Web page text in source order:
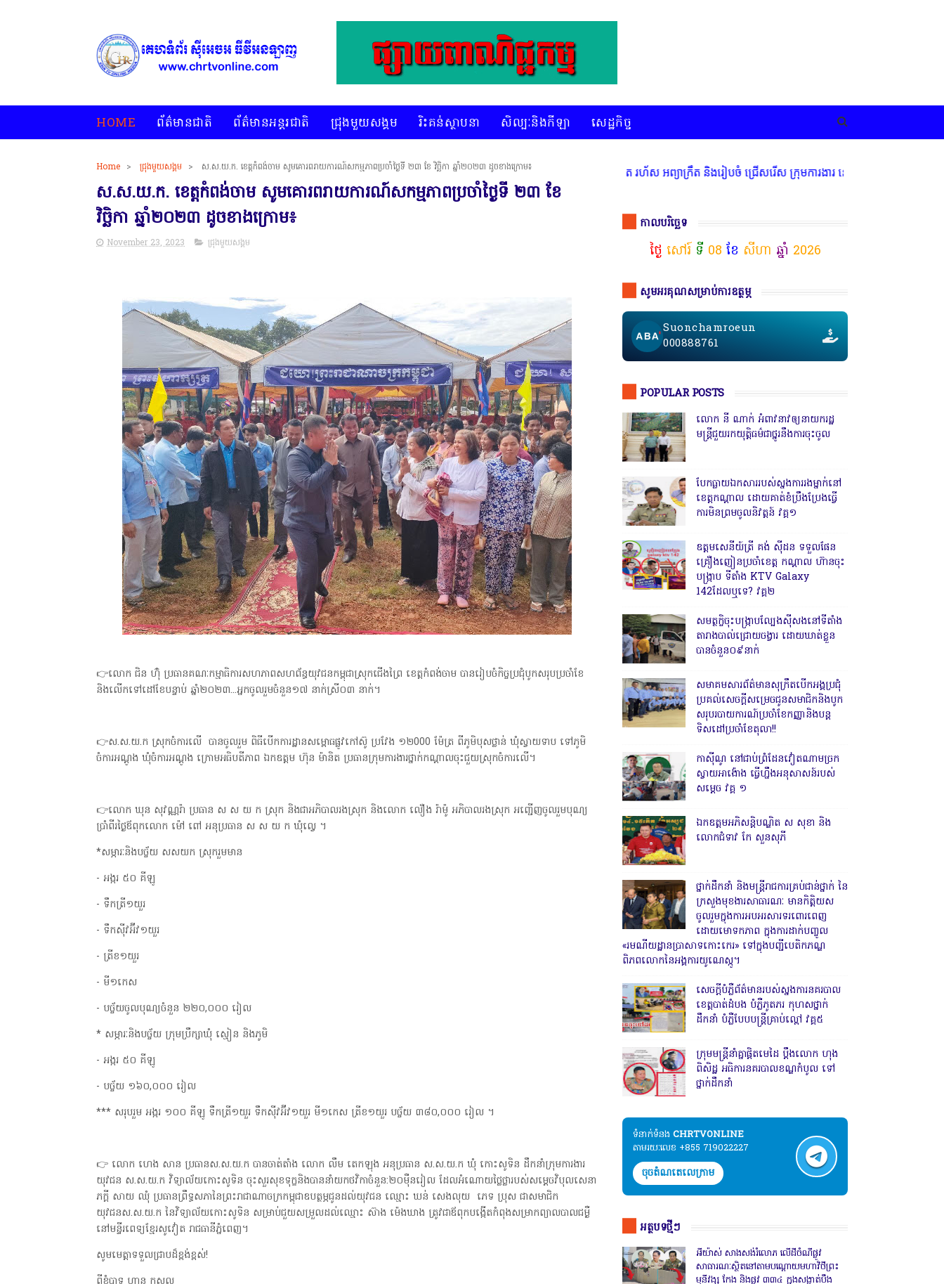
HOME ព័ត៌មានជាតិ ព័ត៌មានអន្តរជាតិ ជ្រុងមួយសង្គម រិះគន់ស្ថាបនា សិល្បៈនិងកីឡា សេដ្ឋកិច្ច
Home > ជ្រុងមួយសង្គម > ស.ស.យ.ក. ខេត្តកំពង់ចាម សូមគោរពរាយការណ៍សកម្មភាពប្រចាំថ្ងៃទី ២៣ ខែ វិច្ឆិកា ឆ្នាំ២០២៣ ដូចខាងក្រោម៖
ស.ស.យ.ក. ខេត្តកំពង់ចាម សូមគោរពរាយការណ៍សកម្មភាពប្រចាំថ្ងៃទី ២៣ ខែ
វិច្ឆិកា ឆ្នាំ២០២៣ ដូចខាងក្រោម៖
November 23, 2023 ជ្រុងមួយសង្គម
👉លោក ជិន ហ៊ុំ ប្រធានគណៈកម្មាធិការសហភាពសហព័ន្ធយុវជនកម្ពុជាស្រុកជើងព្រៃ ខេត្តកំពង់ចាម បានរៀបចំកិច្ចប្រជុំបូកសរុបប្រចាំខែ
និងលើកទៅដៅខែបន្ទាប់ ឆ្នាំ២០២៣...អ្នកចូលរួមចំនួន១៧ នាក់ស្រី០៣ នាក់។
👉ស.ស.យ.ក ស្រុកចំការលើ បានចូលរួម ពិធីបើកការដ្ឋានសម្ពោធផ្លូវកៅស៊ូ ប្រវែង ១២000 ម៉ែត្រ ពីភូមិបុសថ្លាន់ ឃុំស្វាយទាប ទៅភូមិ
ចំការអណ្តូង ឃុំចំការអណ្តូង ក្រោមអធិបតីភាព ឯកឧត្តម ហ៊ុន ម៉ានិត ប្រធានក្រុមការងារថ្នាក់កណ្ដាលចុះជួយស្រុកចំការលើ។
👉លោក ឃុន សុវណ្ណរ៉ា ប្រធាន ស ស យ ក ស្រុក និងជាអភិបាលរងស្រុក និងលោក លឿង រ៉ាម៉ូ អភិបាលរងស្រុក អញ្ជើញចូលរួមបុណ្យ
ប្រាំពីរថ្ងៃឪពុកលោក ម៉ៅ ពៅ អនុប្រធាន ស ស យ ក ឃុំល្វេ ។
*សម្ភារៈនិងបច្ច័យ សសយក ស្រុករួមមាន
- អង្ករ ៥០ គីឡូ
- ទឹកត្រី១យួរ
- ទឹកស៊ីវអ៊ីវ១យួរ
- ត្រីខ១យួរ
- មី១កេស
- បច្ច័យចូលបុណ្យចំនួន ២២០,០០០ រៀល
* សម្ភារៈនិងបច្ច័យ ក្រុមប្រឹក្សាឃុំ ស្មៀន និងភូមិ
- អង្ករ ៥០ គីឡូ
- បច្ច័យ ១៦០,០០០ រៀល
*** សរុបរួម អង្ករ ១០០ គីឡូ ទឹកត្រី១យួរ ទឹកស៊ីវអ៊ីវ១យួរ មី១កេស ត្រីខ១យួរ បច្ច័យ ៣៨០,០០០ រៀល ។
👉 លោក ហេង សាន ប្រធានស.ស.យ.ក បានចាត់តាំង លោក លឹម តេកឡុង អនុប្រធាន ស.ស.យ.ក ឃុំ កោះសូទិន ដឹកនាំក្រុមការងារ
យុវជន ស.ស.យ.ក វិទ្យាល័យកោះសូទិន ចុះសួរសុខទុក្ខនិងបាននាំយកថវិកាចំនួន:២០ម៉ឺនរៀល ដែលអំណោយថ្លៃថ្លារបស់សម្តេចវិបុលសេនា
ភក្តី សាយ ឈុំ ប្រធានព្រឹទ្ធសភានៃព្រះរាជាណាចក្រកម្ពុជាឧបត្ថម្ភជូនដល់យុវជន ឈ្មោះ ឃន់ សេងលុយ ភេទ ប្រុស ជាសមាជិក
យុវជនស.ស.យ.ក នៃវិទ្យាល័យកោះសូទិន សម្រាប់ជួយសម្រួលដល់ឈ្មោះ ស៊ាង ម៉េងឃាង ត្រូវជាឪពុកបង្កើតកំពុងសម្រាកព្យាលបាលជម្ងឺ
នៅមន្ទីរពេទ្យខ្មែរសូវៀត រាជធានីភ្នំពេញ។
សូមមេត្តាទទួលជ្រាបដ៏ខ្ពង់ខ្ពស់!
* គេហទំព័រ ស៊ីអេចអធីវីអនឡាញ ជាព័ត៌មានពិត រហ័ស អព្យាក្រឹត និងរៀបចំ ជ្រើសរើស ក្រុមការងារ នៅតាមបណ្តាលរាជធានី ខេត្ត មានចំណា
កាលបរិច្ឆេទ
ថ្ងៃ សៅរ៍ទី 08 ខែ សីហា ឆ្នាំ 2026
សូមអរគុណសម្រាប់ការឧត្ថម្ភ
Suonchamroeun
000888761
POPULAR POSTS
លោក នី ណាក់ អំពាវនាវឲ្យនាយករដ្ឋ
មន្ត្រីជួយរកយុត្តិធម៌ជាថ្នូរនឹងការចុះចូល
បែកធ្លាយឯកសាររបស់ស្នងការរងម្នាក់នៅ
ខេត្តកណ្ដាល ដោយគាត់ខំប្រឹងប្រែងធ្វើ
ការមិនព្រមចូលនិវត្តន៍ វគ្គ១
ឧត្តមសេនីយ៍ត្រី គង់ ស៊ីដន ទទួលផែន
គ្រឿងញៀនប្រចាំខេត្ត កណ្តាល ហ៊ានចុះ
បង្ក្រាប ទីតាំង KTV Galaxy
142ដែលឬទេ? វគ្គ២
សមត្ថកិ្ចចុះបង្ក្រាបល្បែងស៊ីសងនៅទីតាំង
តារាងបាល់ជ្រោយចង្វារ ដោយឃាត់ខ្លួន
បានចំនួន០៩នាក់
សមាគមសារព័ត៌មានសុក្រឹតបើកអង្គប្រជុំ
ប្រគល់សេចក្តីសម្រេចជូនសមាជិកនិងបូក
សរុបរបាយការណ៍ប្រចាំខែកញ្ញានិងបន្ត
ទិសដៅប្រចាំខែតុលា!!
កាសុីណូ នៅជាប់ព្រំដែនវៀតណាមច្រក
ស្វាយអាង៉ោង ធ្វើហ្នឹងអនុសាសន៍របស់
សម្ដេច វគ្គ ១
ឯកឧត្តមអភិសន្តិបណ្ឌិត ស សុខា និង
លោកជំទាវ កែ សួនសុភី
ថ្នាក់ដឹកនាំ និងមន្ត្រីរាជការគ្រប់ជាន់ថ្នាក់ នៃ
ក្រសួងមុខងារសាធារណៈ មានកិត្តិយស
ចូលរួមក្នុងការអបអរសារទរពោរពេញ
ដោយមោទកភាព ក្នុងការដាក់បញ្ចូល
«រមណីយដ្ឋានប្រាសាទកោះកេរ» ទៅក្នុងបញ្ជីបេតិកភណ្ឌ
ពិភពលោកនៃអង្គការយូណេស្កូ។
សេចក្តីបំភ្លឺព័ត៌មានរបស់ស្នងការនគរបាល
ខេត្តបាត់ដំបង បំភ្លឺភូតភរ កុហសថ្នាក់
ដឹកនាំ បំភ្លឺបែបបន្ត្រីគ្រាប់ល្ពៅ វគ្គ៥
ក្រុមមន្ត្រីនាំគ្នាផ្ដិតមេដៃ ប្ដឹងលោក ហុង
ពិសិដ្ឋ អធិការនគរបាលខណ្ឌកំបូល ទៅ
ថ្នាក់ដឹកនាំ
ទំនាក់ទំនង​​ CHRTVONLINE
តាមរយៈលេខ +855 719022227
ចុចតំណតេលេក្រាម
អត្ថបទថ្មីៗ
អីយ៉ាស់ សាងសង់រំលោភ លើដីចំណីផ្លូវ
សាធារណៈស្ថិតនៅតាមបណ្ដោយមហាវិថីព្រះ
មុនីវង្ស កែង និងផ្លូវ ៣៣៤ ក្នុងសង្កាត់បឹង